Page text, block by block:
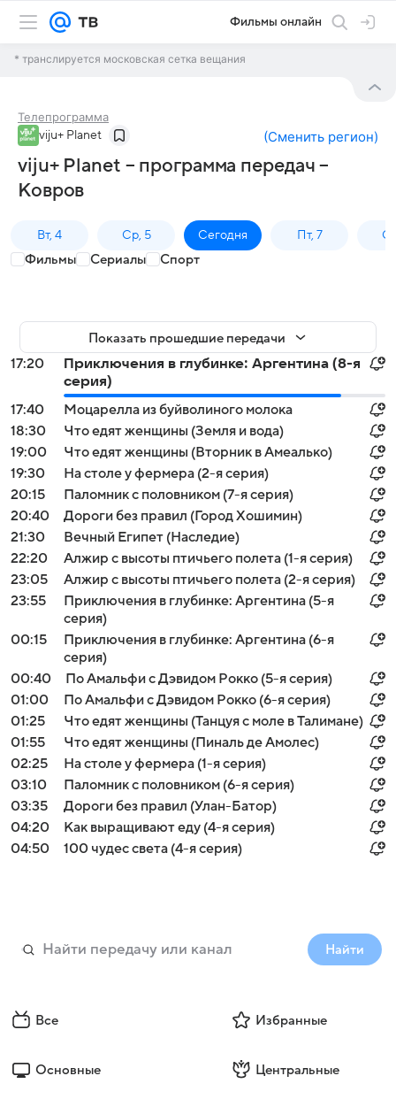
Фильмы онлайн
* транслируется московская сетка вещания
Телепрограмма
viju+ Planet (Сменить регион)
viju+ Planet – программа передач –
Ковров
Вт, 4 Ср, 5 Сегодня Пт, 7
Фильмы Сериалы Спорт
Показать прошедшие передачи
17:20
Приключения в глубинке: Аргентина (8-я
серия)
17:40
Моцарелла из буйволиного молока
18:30
Что едят женщины (Земля и вода)
19:00
Что едят женщины (Вторник в Амеалько)
19:30
На столе у фермера (2-я серия)
20:15
Паломник с половником (7-я серия)
20:40
Дороги без правил (Город Хошимин)
21:30
Вечный Египет (Наследие)
22:20
Алжир с высоты птичьего полета (1-я серия)
23:05
Алжир с высоты птичьего полета (2-я серия)
23:55
Приключения в глубинке: Аргентина (5-я
серия)
00:15
Приключения в глубинке: Аргентина (6-я
серия)
00:40
По Амальфи с Дэвидом Рокко (5-я серия)
01:00
По Амальфи с Дэвидом Рокко (6-я серия)
01:25
Что едят женщины (Танцуя с моле в Талимане)
01:55
Что едят женщины (Пиналь де Амолес)
02:25
На столе у фермера (1-я серия)
03:10
Паломник с половником (6-я серия)
03:35
Дороги без правил (Улан-Батор)
04:20
Как выращивают еду (4-я серия)
04:50
100 чудес света (4-я серия)
Найти
Все Избранные
Основные Центральные